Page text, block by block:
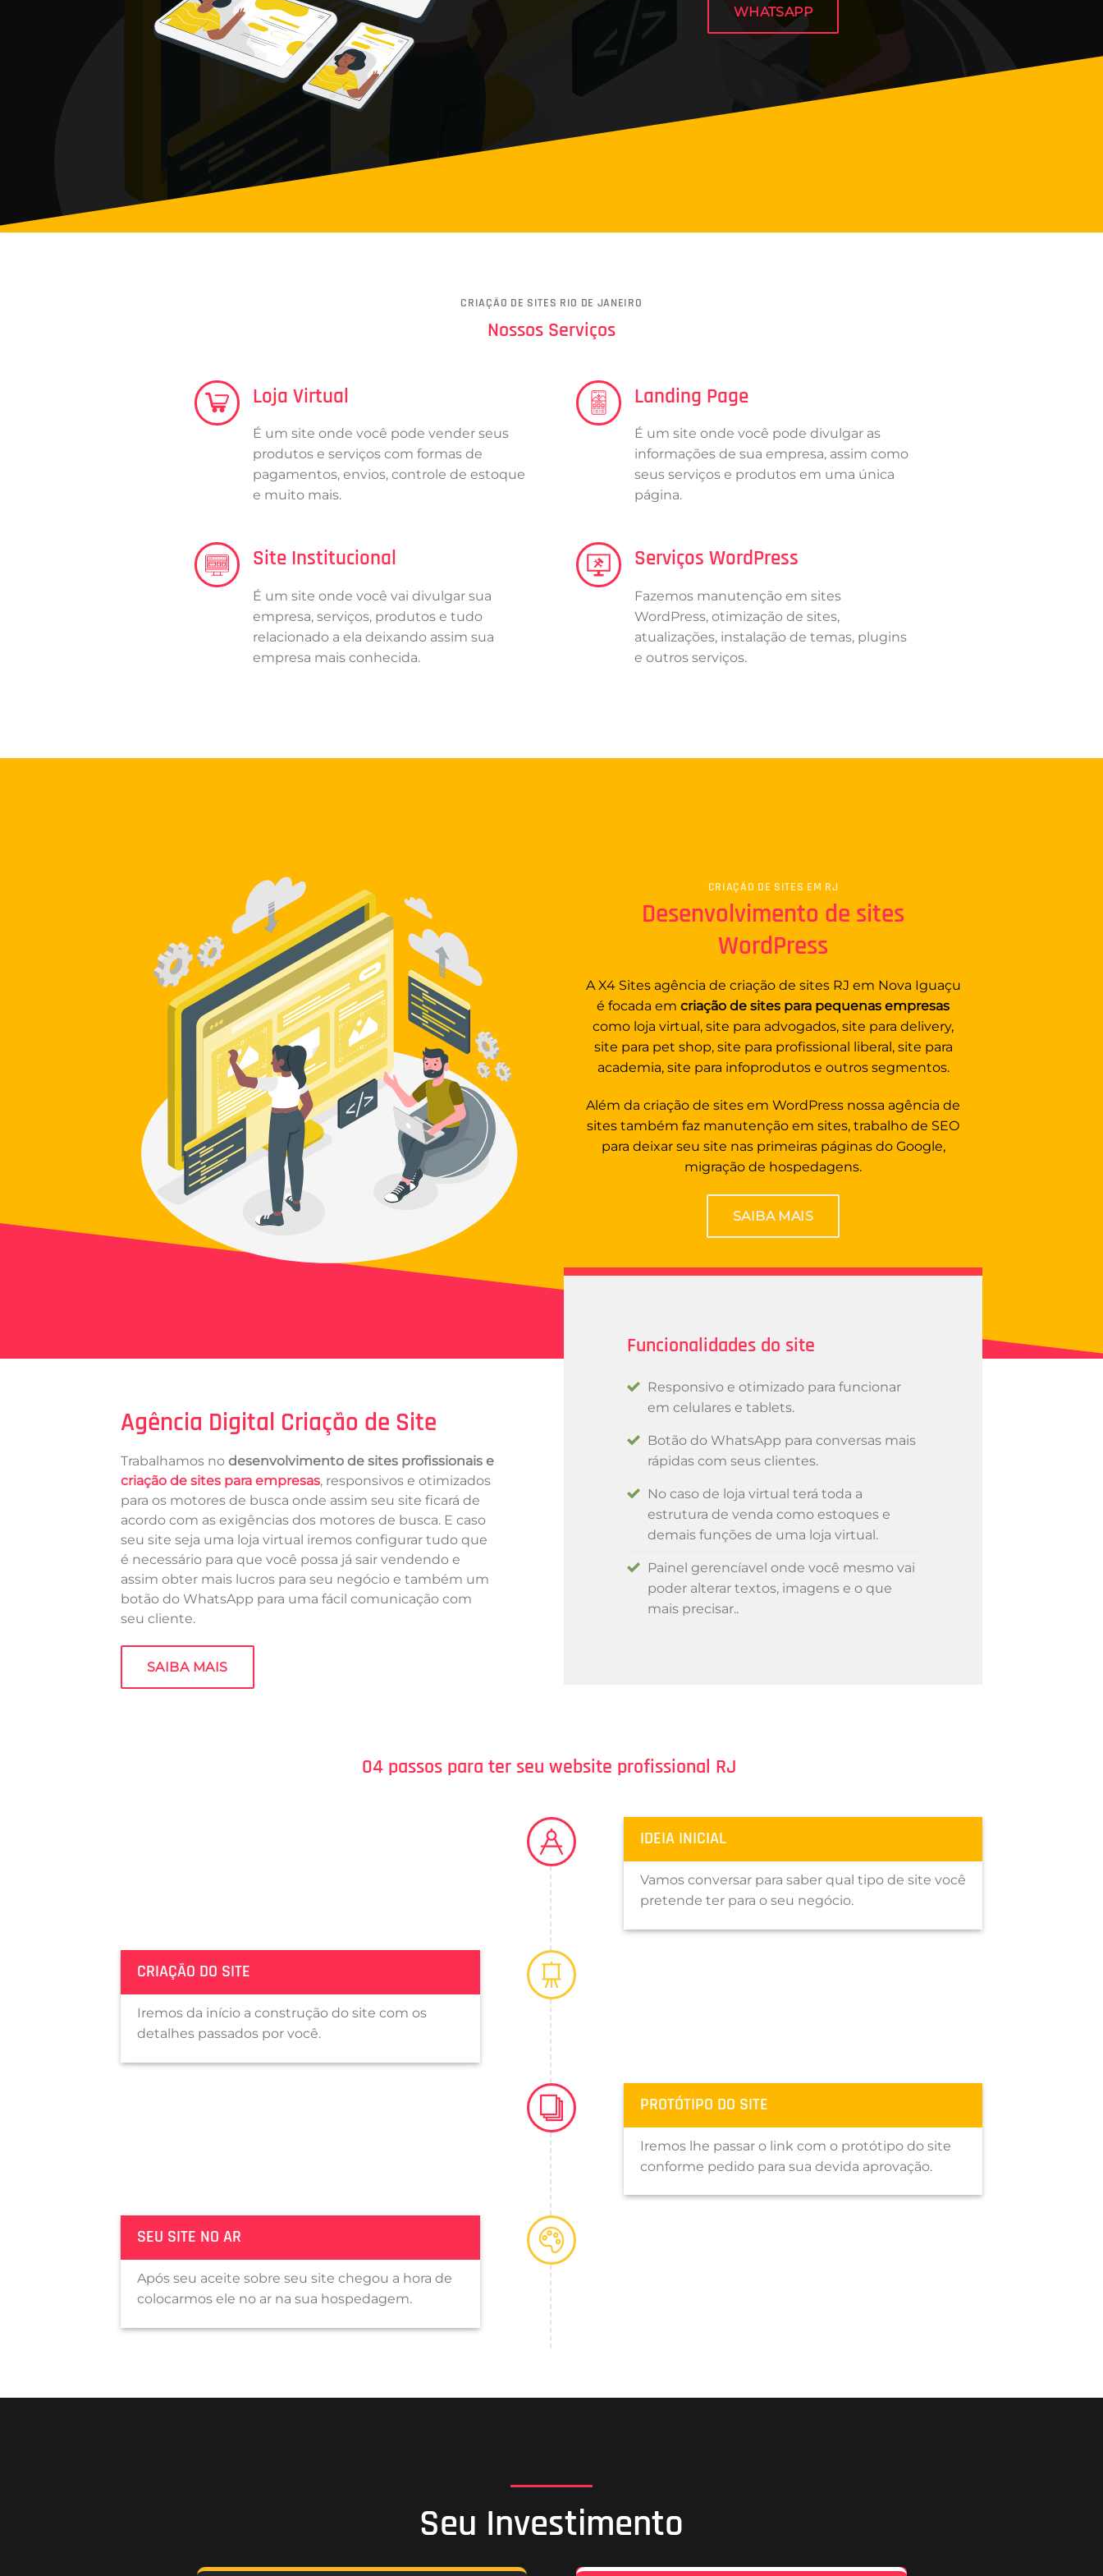
WHATSAPP
CRIAÇÃO DE SITES RIO DE JANEIRO
Nossos Serviços
Loja Virtual
É um site onde você pode vender seus
produtos e serviços com formas de
pagamentos, envios, controle de estoque
e muito mais.
Landing Page
É um site onde você pode divulgar as
informações de sua empresa, assim como
seus serviços e produtos em uma única
página.
Site Institucional
É um site onde você vai divulgar sua
empresa, serviços, produtos e tudo
relacionado a ela deixando assim sua
empresa mais conhecida.
Serviços WordPress
Fazemos manutenção em sites
WordPress, otimização de sites,
atualizações, instalação de temas, plugins
e outros serviços.
CRIAÇÃO DE SITES EM RJ
Desenvolvimento de sites
WordPress
A X4 Sites agência de criação de sites RJ em Nova Iguaçu
é focada em criação de sites para pequenas empresas
como loja virtual, site para advogados, site para delivery,
site para pet shop, site para profissional liberal, site para
academia, site para infoprodutos e outros segmentos.
Além da criação de sites em WordPress nossa agência de
sites também faz manutenção em sites, trabalho de SEO
para deixar seu site nas primeiras páginas do Google,
migração de hospedagens.
SAIBA MAIS
Agência Digital Criação de Site
Trabalhamos no desenvolvimento de sites profissionais e
criação de sites para empresas, responsivos e otimizados
para os motores de busca onde assim seu site ficará de
acordo com as exigências dos motores de busca. E caso
seu site seja uma loja virtual iremos configurar tudo que
é necessário para que você possa já sair vendendo e
assim obter mais lucros para seu negócio e também um
botão do WhatsApp para uma fácil comunicação com
seu cliente.
SAIBA MAIS
Funcionalidades do site
Responsivo e otimizado para funcionar
em celulares e tablets.
Botão do WhatsApp para conversas mais
rápidas com seus clientes.
No caso de loja virtual terá toda a
estrutura de venda como estoques e
demais funções de uma loja virtual.
Painel gerencíavel onde você mesmo vai
poder alterar textos, imagens e o que
mais precisar..
04 passos para ter seu website profissional RJ
IDEIA INICIAL
Vamos conversar para saber qual tipo de site você
pretende ter para o seu negócio.
CRIAÇÃO DO SITE
Iremos da início a construção do site com os
detalhes passados por você.
PROTÓTIPO DO SITE
Iremos lhe passar o link com o protótipo do site
conforme pedido para sua devida aprovação.
SEU SITE NO AR
Após seu aceite sobre seu site chegou a hora de
colocarmos ele no ar na sua hospedagem.
Seu Investimento